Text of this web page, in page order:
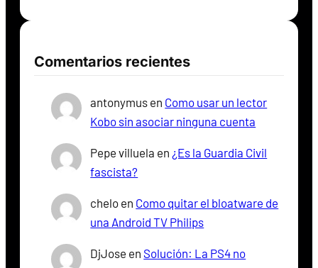
Comentarios recientes
antonymus en Como usar un lector
Kobo sin asociar ninguna cuenta
Pepe villuela en ¿Es la Guardia Civil
fascista?
chelo en Como quitar el bloatware de
una Android TV Philips
DjJose en Solución: La PS4 no